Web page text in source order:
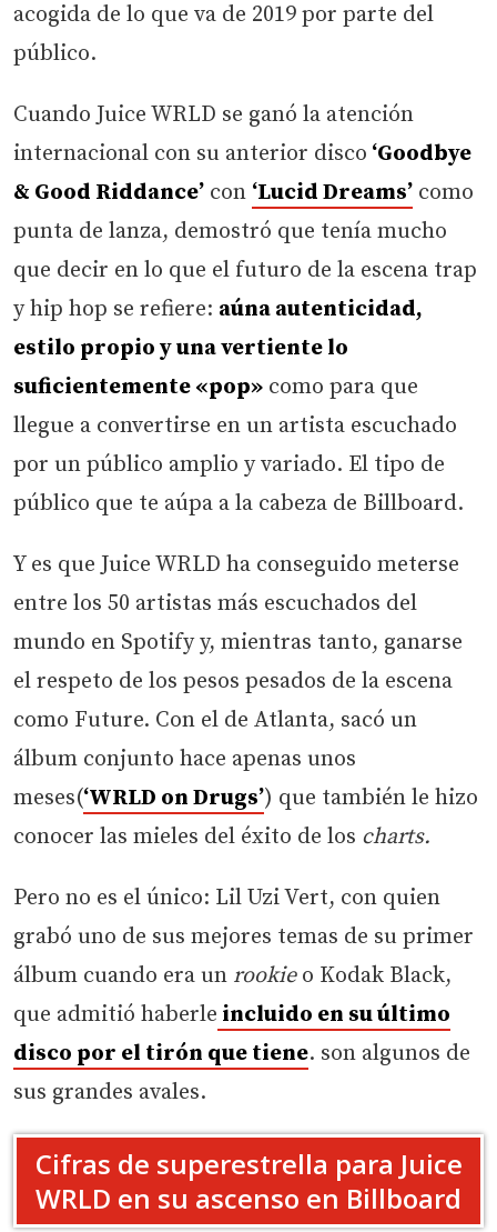
acogida de lo que va de 2019 por parte del
público.
Cuando Juice WRLD se ganó la atención
internacional con su anterior disco ‘Goodbye
& Good Riddance’ con ‘Lucid Dreams’ como
punta de lanza, demostró que tenía mucho
que decir en lo que el futuro de la escena trap
y hip hop se refiere: aúna autenticidad,
estilo propio y una vertiente lo
suficientemente «pop» como para que
llegue a convertirse en un artista escuchado
por un público amplio y variado. El tipo de
público que te aúpa a la cabeza de Billboard.
Y es que Juice WRLD ha conseguido meterse
entre los 50 artistas más escuchados del
mundo en Spotify y, mientras tanto, ganarse
el respeto de los pesos pesados de la escena
como Future. Con el de Atlanta, sacó un
álbum conjunto hace apenas unos
meses(‘WRLD on Drugs’) que también le hizo
conocer las mieles del éxito de los charts.
Pero no es el único: Lil Uzi Vert, con quien
grabó uno de sus mejores temas de su primer
álbum cuando era un rookieo Kodak Black,
que admitió haberle incluido en su último
disco por el tirón que tiene. son algunos de
sus grandes avales.
Cifras de superestrella para Juice
WRLD en su ascenso en Billboard